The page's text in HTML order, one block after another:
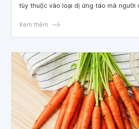
tùy thuộc vào loại dị ứng táo mà người
pháp phòng tránh.
Xem thêm